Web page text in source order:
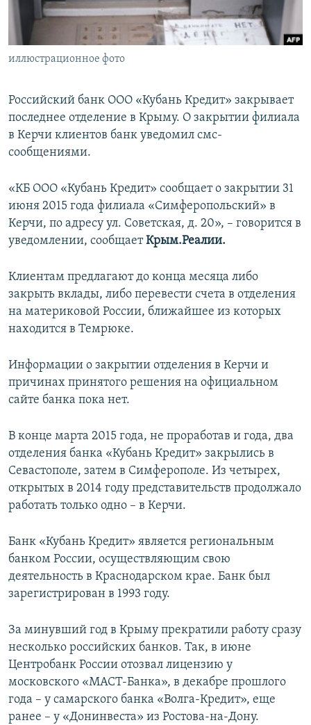
ПОБЕДИТЕЛЕЙ НЕ СУДЯТ?
КРЫМ.НЕПОКОРЕННЫЙ
ELIFBE
ПРИСОЕДИНЯЙТЕСЬ!
Все сайты RFE/RL
иллюстрационное фото
Российский банк ООО «Кубань Кредит» закрывает
последнее отделение в Крыму. О закрытии филиала
в Керчи клиентов банк уведомил смс-
сообщениями.
«КБ ООО «Кубань Кредит» сообщает о закрытии 31
июня 2015 года филиала «Симферопольский» в
Керчи, по адресу ул. Советская, д. 20», – говорится в
уведомлении, сообщаетКрым.Реалии.
Клиентам предлагают до конца месяца либо
закрыть вклады, либо перевести счета в отделения
на материковой России, ближайшее из которых
находится в Темрюке.
Информации о закрытии отделения в Керчи и
причинах принятого решения на официальном
сайте банка пока нет.
В конце марта 2015 года, не проработав и года, два
отделения банка «Кубань Кредит» закрылись в
Севастополе, затем в Симферополе. Из четырех,
открытых в 2014 году представительств продолжало
работать только одно – в Керчи.
Банк «Кубань Кредит» является региональным
банком России, осуществляющим свою
деятельность в Краснодарском крае. Банк был
зарегистрирован в 1993 году.
За минувший год в Крыму прекратили работу сразу
несколько российских банков. Так, в июне
Центробанк России отозвал лицензию у
московского «МАСТ-Банка», в декабре прошлого
года – у самарского банка «Волга-Кредит», еще
ранее – у «Донинвеста» из Ростова-на-Дону.